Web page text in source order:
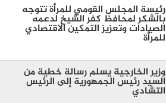
رئيسة المجلس القومي للمرأة تتوجه
بالشكر لمحافظ كفر الشيخ لدعمه
الصيادات وتعزيز التمكين الاقتصادي
للمرأة
وزير الخارجية يسلم رسالة خطية من
السيد رئيس الجمهورية إلى الرئيس
التشادي